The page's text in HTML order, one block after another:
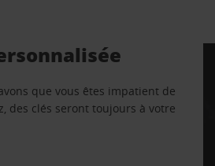
que vous êtes impatient de
des clés seront toujours à votre